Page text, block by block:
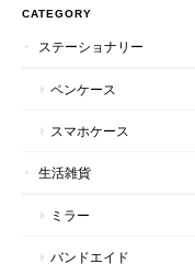
CATEGORY
ステーショナリー
ペンケース
スマホケース
生活雑貨
ミラー
バンドエイド